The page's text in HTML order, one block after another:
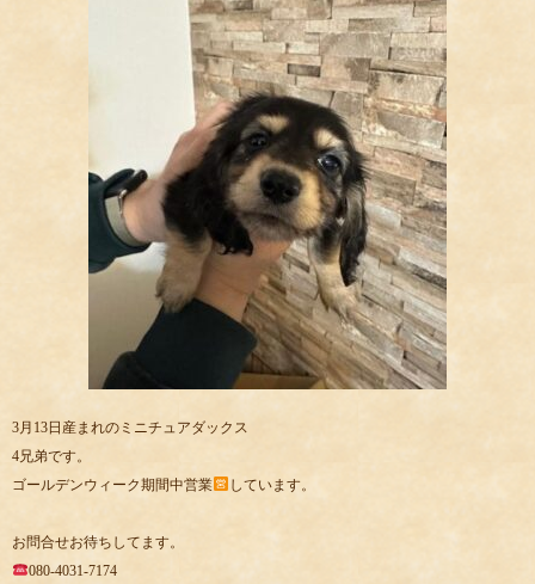
3月13日産まれのミニチュアダックス
4兄弟です。
ゴールデンウィーク期間中営業
しています。
お問合せお待ちしてます。
080-4031-7174